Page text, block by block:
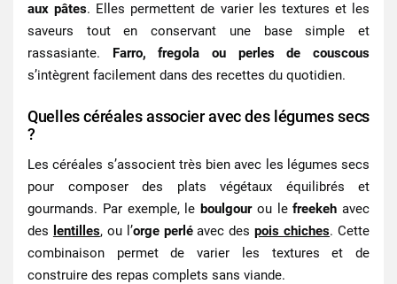
aux pâtes. Elles permettent de varier les textures et les
saveurs tout en conservant une base simple et
rassasiante. Farro, fregola ou perles de couscous
s’intègrent facilement dans des recettes du quotidien.
Quelles céréales associer avec des légumes secs
?
Les céréales s’associent très bien avec les légumes secs
pour composer des plats végétaux équilibrés et
gourmands. Par exemple, le boulgour ou lefreekeh avec
des lentilles, ou l’orge perléavec despois chiches. Cette
combinaison permet de varier les textures et de
construire des repas complets sans viande.